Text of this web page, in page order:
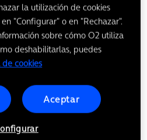
Estándar con
la utilización de cookies
"Configurar" o en "Rechazar".
sobre cómo O2 utiliza
deshabilitarlas, puedes
de cookies
Aceptar